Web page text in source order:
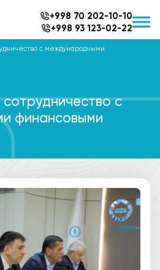
+998 70 202-10-10
+998 93 123-02-22
с международными
с
финансовыми